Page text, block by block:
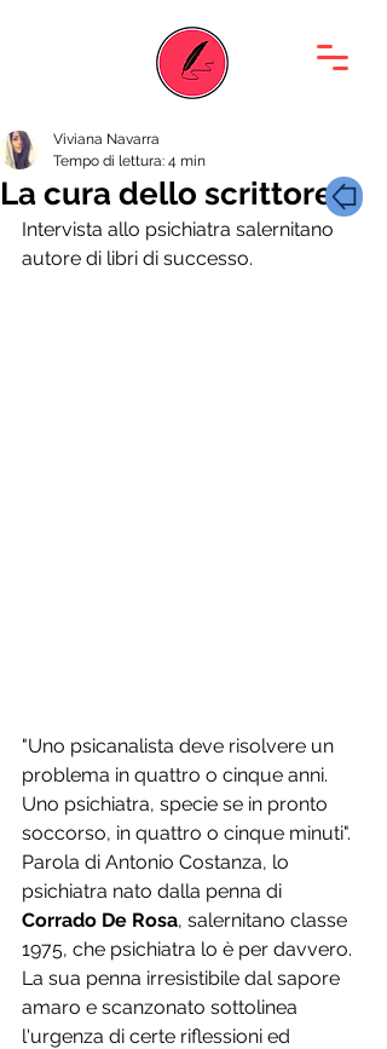
La cura dello scrittore
Viviana Navarra
Tempo di lettura: 4 min
Intervista allo psichiatra salernitano
autore di libri di successo.
"Uno psicanalista deve risolvere un
problema in quattro o cinque anni.
Uno psichiatra, specie se in pronto
soccorso, in quattro o cinque minuti".
Parola di Antonio Costanza, lo
psichiatra nato dalla penna di
Corrado De Rosa, salernitano classe
1975, che psichiatra lo è per davvero.
La sua penna irresistibile dal sapore
amaro e scanzonato sottolinea
l'urgenza di certe riflessioni ed